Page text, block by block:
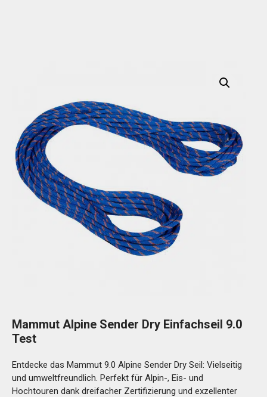
Mammut Alpine Sender Dry Einfachseil 9.0
Test
Entdecke das Mammut 9.0 Alpine Sender Dry Seil: Vielseitig
und umweltfreundlich. Perfekt für Alpin-, Eis- und
Hochtouren dank dreifacher Zertifizierung und exzellenter